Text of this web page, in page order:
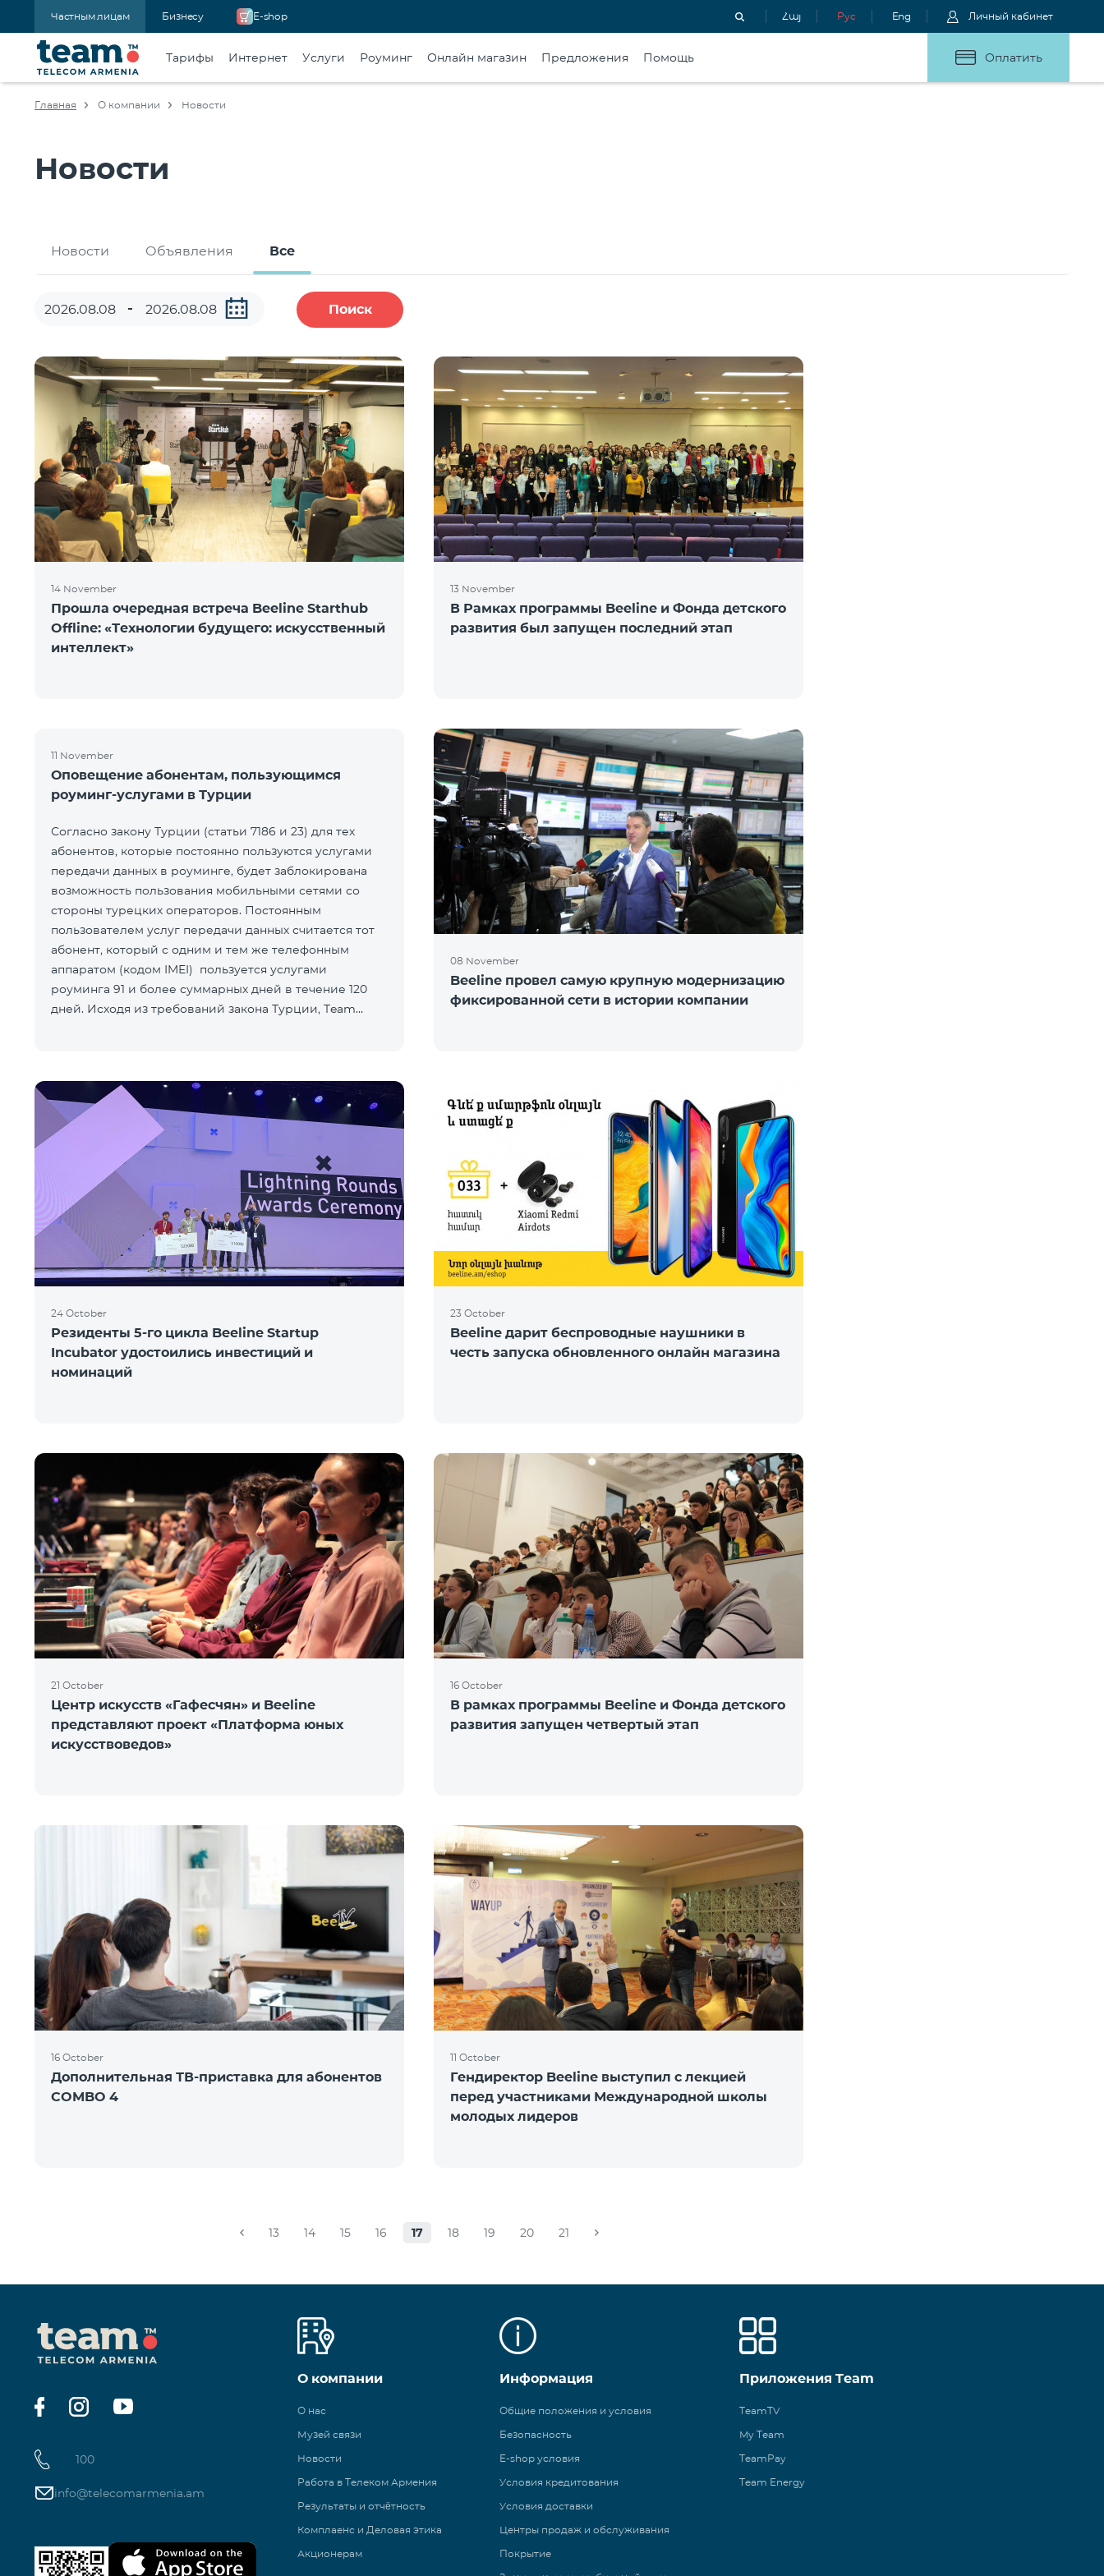
Частным лицам Бизнесу E-shop Հայ Рус Eng Личный кабинет
Тарифы Интернет Услуги Роуминг Онлайн магазин Предложения Помощь Оплатить
Главная О компании Новости
Новости
Новости Объявления Все
Поиск
14 November
Прошла очередная встреча Beeline Starthub
Offline: «Технологии будущего: искусственный
интеллект»
13 November
В Рамках программы Beeline и Фонда детского
развития был запущен последний этап
11 November
Оповещение абонентам, пользующимся
роуминг-услугами в Турции
Согласно закону Турции (статьи 7186 и 23) для тех
абонентов, которые постоянно пользуются услугами
передачи данных в роуминге, будет заблокирована
возможность пользования мобильными сетями со
стороны турецких операторов. Постоянным
пользователем услуг передачи данных считается тот
абонент, который с одним и тем же телефонным
аппаратом (кодом IMEI) пользуется услугами
роуминга 91 и более суммарных дней в течение 120
дней. Исходя из требований закона Турции, Team
08 November
Beeline провел самую крупную модернизацию
фиксированной сети в истории компании
24 October
Резиденты 5-го цикла Beeline Startup
Incubator удостоились инвестиций и
номинаций
23 October
Beeline дарит беспроводные наушники в
честь запуска обновленного онлайн магазина
21 October
Центр искусств «Гафесчян» и Beeline
представляют проект «Платформа юных
искусствоведов»
16 October
В рамках программы Beeline и Фонда детского
развития запущен четвертый этап
16 October
Дополнительная ТВ-приставка для абонентов
COMBO 4
11 October
Гендиректор Beeline выступил с лекцией
перед участниками Международной школы
молодых лидеров
13 14 15 16 17 18 19 20 21
100
info@telecomarmenia.am
О компании
О нас
Музей связи
Новости
Работа в Телеком Армения
Результаты и отчётность
Комплаенс и Деловая этика
Акционерам
Информация
Общие положения и условия
Безопасность
E-shop условия
Условия кредитования
Условия доставки
Центры продаж и обслуживания
Покрытие
Приложения Team
TeamTV
My Team
TeamPay
Team Energy